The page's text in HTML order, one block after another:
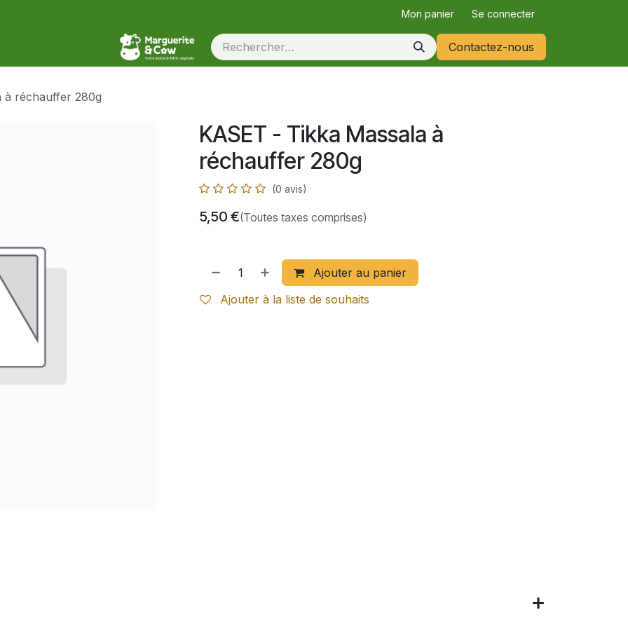
Mon panier Se connecter
Contactez-nous
à réchauffer 280g
KASET - Tikka Massala à
réchauffer 280g
(0 avis)
5,50 €(Toutes taxes comprises)
Ajouter au panier
Ajouter à la liste de souhaits